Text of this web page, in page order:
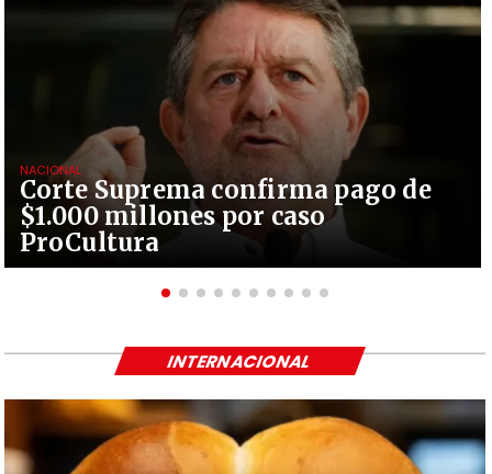
Corte Suprema confirma pago de
$1.000 millones por caso
ProCultura
NACIONAL
INTERNACIONAL